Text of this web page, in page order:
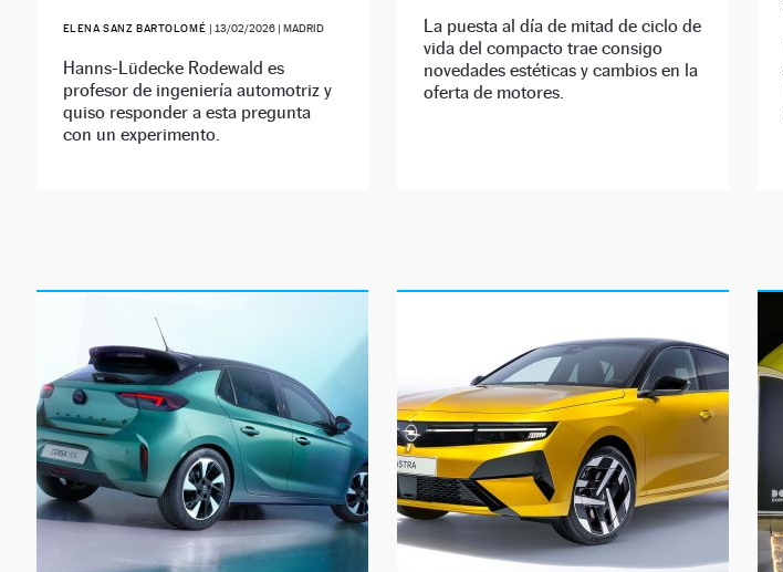
ELENA SANZ BARTOLOMÉ | 13/02/2026| MADRID
Hanns-Lüdecke Rodewald es
profesor de ingeniería automotriz y
quiso responder a esta pregunta
con un experimento.
La puesta al día de mitad de ciclo de
vida del compacto trae consigo
novedades estéticas y cambios en la
oferta de motores.